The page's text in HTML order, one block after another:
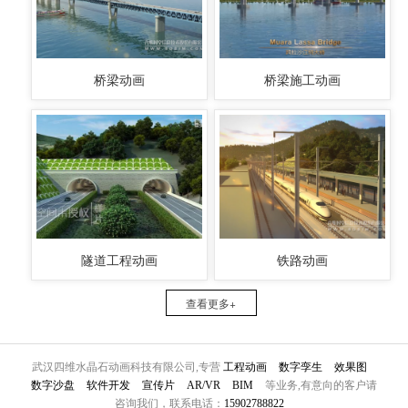
桥梁动画 桥梁施工动画
隧道工程动画 铁路动画
查看更多+
武汉四维水晶石动画科技有限公司,专营 工程动画 数字孪生
效果图
数字沙盘
软件开发 宣传片 AR/VR BIM
等业务,有意向的客户请
咨询我们，联系电话： 15902788822